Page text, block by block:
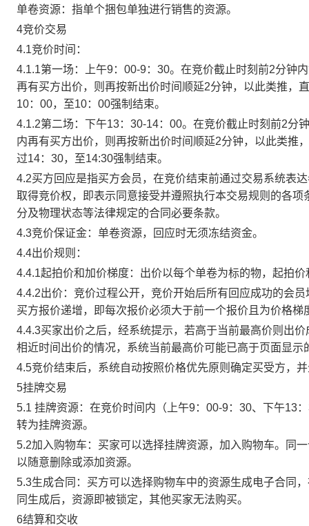
单卷资源：指单个捆包单独进行销售的资源。
4竞价交易
4.1竞价时间：
4.1.1第一场：上午9：00-9：30。在竞价截止时刻前2分钟
再有买方出价，则再按新出价时间顺延2分钟，以此类推，
10：00，至10：00强制结束。
4.1.2第二场：下午13：30-14：00。在竞价截止时刻前2分
内再有买方出价，则再按新出价时间顺延2分钟，以此类推
过14：30，至14:30强制结束。
4.2买方回应是指买方会员，在竞价结束前通过交易系统表
取得竞价权，即表示同意接受并遵照执行本交易规则的各
分及物理状态等法律规定的合同必要条款。
4.3竞价保证金：单卷资源，回应时无须冻结资金。
4.4出价规则：
4.4.1起拍价和加价梯度：出价以每个单卷为标的物，起拍
4.4.2出价：竞价过程公开，竞价开始后所有回应成功的会
买方报价递增，即每次报价必须大于前一个报价且为价格
4.4.3买家出价之后，经系统提示，若高于当前最高价则出
相近时间出价的情况，系统当前最高价可能已高于页面显示
4.5竞价结束后，系统自动按照价格优先原则确定买受方，
5挂牌交易
5.1 挂牌资源：在竞价时间内（上午9：00-9：30、下午13
转为挂牌资源。
5.2加入购物车：买家可以选择挂牌资源，加入购物车。同
以随意删除或添加资源。
5.3生成合同：买方可以选择购物车中的资源生成电子合同
同生成后，资源即被锁定，其他买家无法购买。
6结算和交收